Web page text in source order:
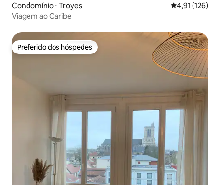
Condomínio ⋅ Troyes 4,91 de uma
4,91 (126)
Viagem ao Caribe
Preferido dos hóspedes
Preferido dos hóspedes